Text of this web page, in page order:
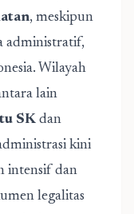
, meskipun
administratif,
Wilayah
lain
SK dan
kini
intensif dan
legalitas